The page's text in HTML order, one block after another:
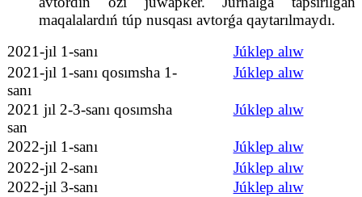
maqalalardıń túp nusqası avtorǵa qaytarılmaydı.
2021-jıl 1-sanı
Júklep alıw
2021-jıl 1-sanı qosımsha 1-
sanı
Júklep alıw
2021 jıl 2-3-sanı qosımsha
san
Júklep alıw
2022-jıl 1-sanı
Júklep alıw
2022-jıl 2-sanı
Júklep alıw
2022-jıl 3-sanı
Júklep alıw